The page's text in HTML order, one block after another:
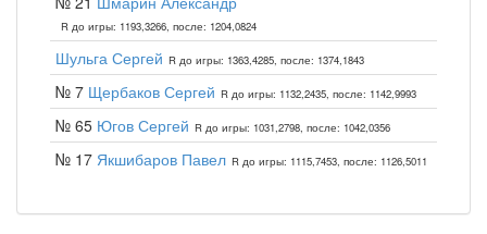
R до игры: 1193,3266, после: 1204,0824
Шульга Сергей R до игры: 1363,4285, после: 1374,1843
№ 7 Щербаков Сергей R до игры: 1132,2435, после: 1142,9993
№ 65 Югов Сергей R до игры: 1031,2798, после: 1042,0356
№ 17 Якшибаров Павел R до игры: 1115,7453, после: 1126,5011